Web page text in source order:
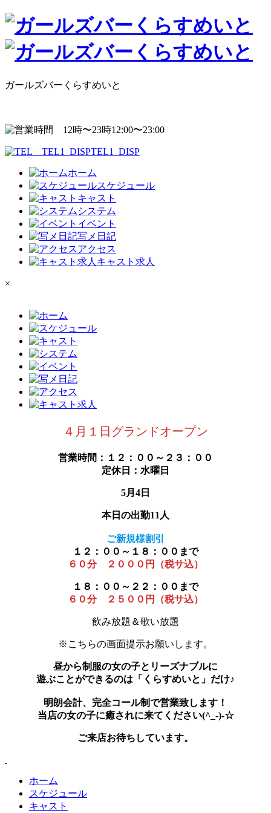
ガールズバーくらすめいと
12:00〜23:00
TEL1_DISP
ホーム
スケジュール
キャスト
システム
イベント
写メ日記
アクセス
キャスト求人
×
４月１日グランドオープン
営業時間：１２：００～２３：００
定休日：水曜日
5月4日
本日の出勤11人
ご新規様割引
１２：００～１８：００まで
６０分 ２０００円（税サ込）
１８：００～２２：００まで
６０分 ２５００円（税サ込）
飲み放題＆歌い放題
※こちらの画面提示お願いします。
昼から制服の女の子とリーズナブルに
遊ぶことができるのは「くらすめいと」だけ♪
明朗会計、完全コール制で営業致します！
当店の女の子に癒されに来てください(^_-)-☆
ご来店お待ちしています。
ホーム
スケジュール
キャスト